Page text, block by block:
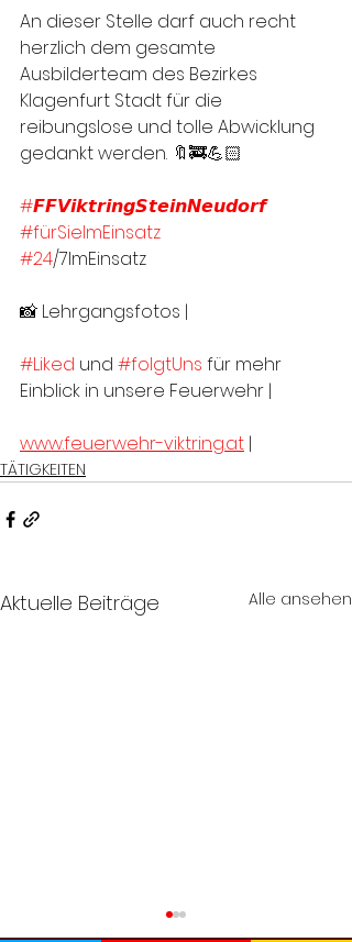
An dieser Stelle darf auch recht
herzlich dem gesamte
Ausbilderteam des Bezirkes
Klagenfurt Stadt für die
reibungslose und tolle Abwicklung
gedankt werden. 🔖🚒💪🏻
#𝙁𝙁𝙑𝙞𝙠𝙩𝙧𝙞𝙣𝙜𝙎𝙩𝙚𝙞𝙣𝙉𝙚𝙪𝙙𝙤𝙧𝙛
#fürSieImEinsatz
#24/7ImEinsatz
📸 Lehrgangsfotos |
#Liked und #folgtUns für mehr
Einblick in unsere Feuerwehr |
www.feuerwehr-viktring.at |
TÄTIGKEITEN
Aktuelle Beiträge Alle ansehen